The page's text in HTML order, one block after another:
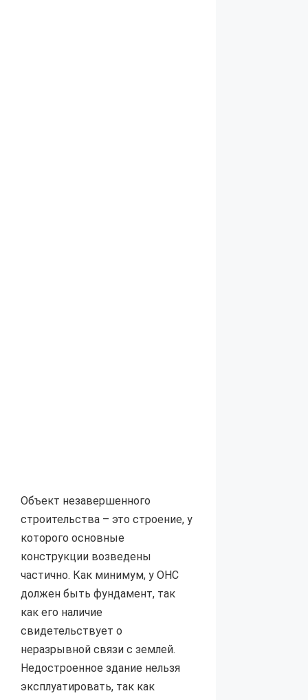
Объект незавершенного
строительства – это строение, у
которого основные
конструкции возведены
частично. Как минимум, у ОНС
должен быть фундамент, так
как его наличие
свидетельствует о
неразрывной связи с землей.
Недостроенное здание нельзя
эксплуатировать, так как